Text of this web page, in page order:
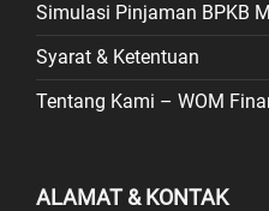
Simulasi Pinjaman BPKB
Syarat & Ketentuan
Tentang Kami – WOM
ALAMAT & KONTAK